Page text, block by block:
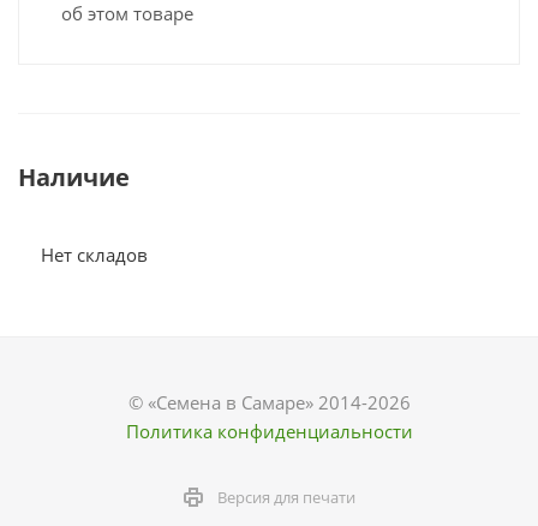
об этом товаре
Наличие
Нет складов
© «Семена в Самаре» 2014-2026
Политика конфиденциальности
Версия для печати